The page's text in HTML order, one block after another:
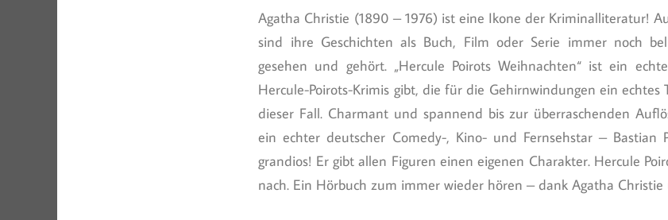
Agatha Christie (1890 – 1976) ist eine Ikone der Kriminalliteratur!
sind ihre Geschichten als Buch, Film oder Serie immer noch
gesehen und gehört. „Hercule Poirots Weihnachten“ ist ein
Hercule-Poirots-Krimis gibt, die für die Gehirnwindungen ein echtes
dieser Fall. Charmant und spannend bis zur überraschenden
ein echter deutscher Comedy-, Kino- und Fernsehstar – Bastian
grandios! Er gibt allen Figuren einen eigenen Charakter. Hercule
nach. Ein Hörbuch zum immer wieder hören – dank Agatha Christie